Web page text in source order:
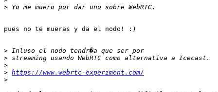
>
pues no te mueras y da el nodo! :)
>
>
>
> https://www.webrtc-experiment.com/
>